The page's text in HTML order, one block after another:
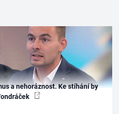
a nehoráznost. Ke stíhání by